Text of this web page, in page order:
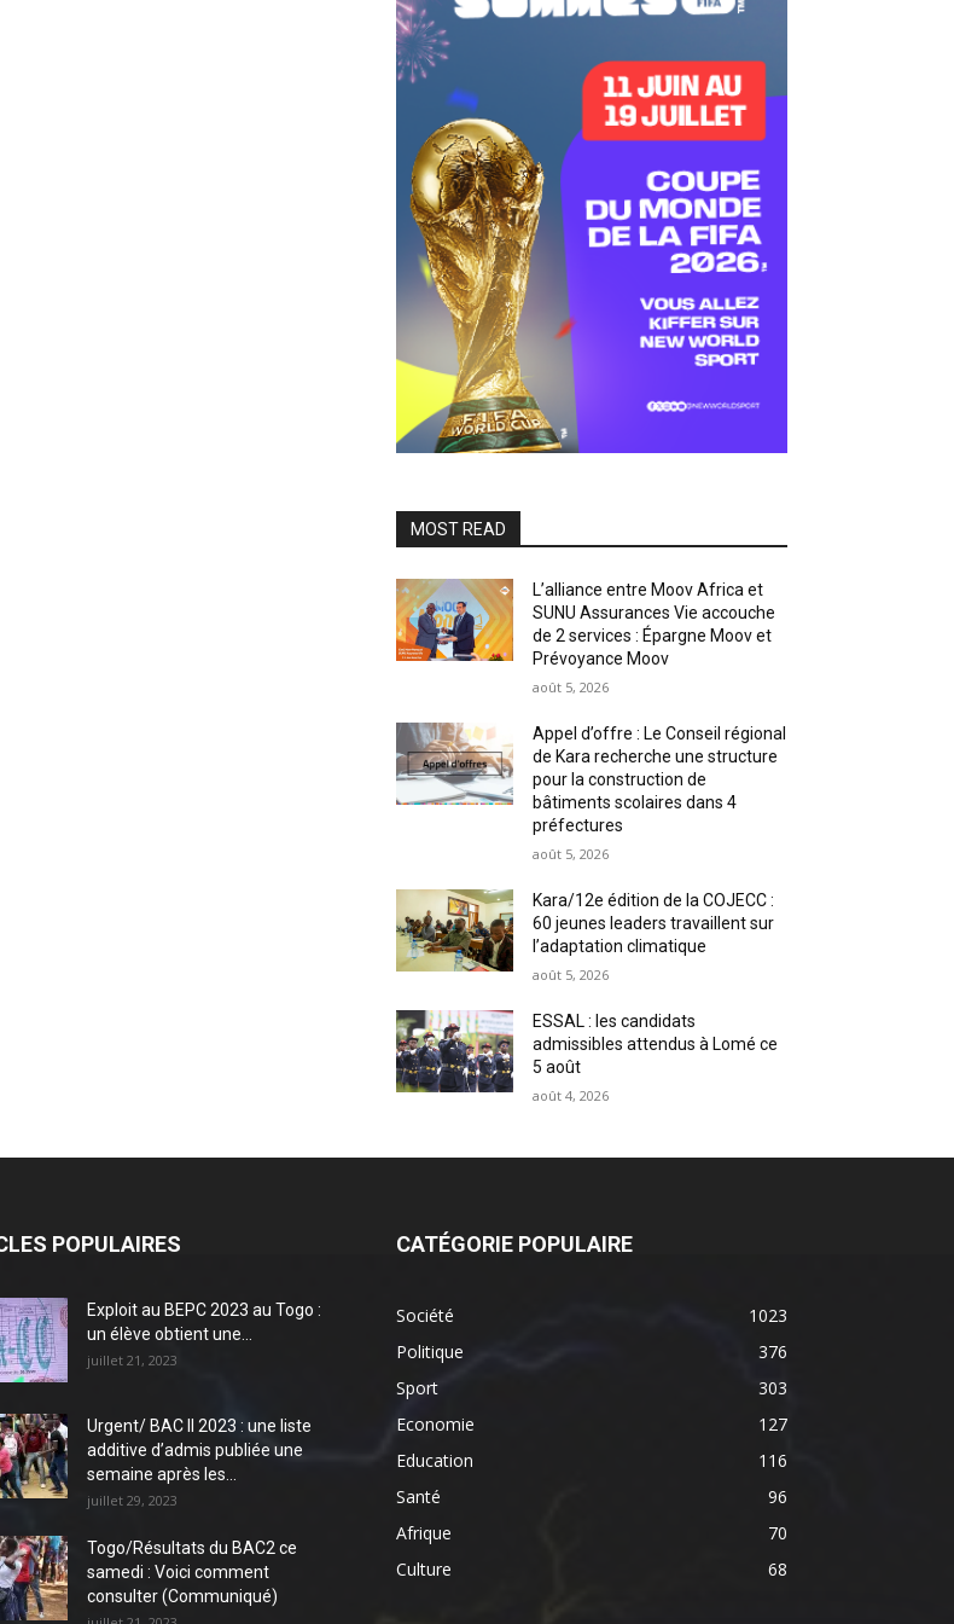
MOST READ
L’alliance entre Moov Africa et
SUNU Assurances Vie accouche
de 2 services : Épargne Moov et
Prévoyance Moov
août 5, 2026
Appel d’offre : Le Conseil régional
de Kara recherche une structure
pour la construction de
bâtiments scolaires dans 4
préfectures
août 5, 2026
Kara/12e édition de la COJECC :
60 jeunes leaders travaillent sur
l’adaptation climatique
août 5, 2026
ESSAL : les candidats
admissibles attendus à Lomé ce
5 août
août 4, 2026
POPULAIRES
Exploit au BEPC 2023 au Togo :
un élève obtient une...
juillet 21, 2023
Urgent/ BAC II 2023 : une liste
additive d’admis publiée une
semaine après les...
juillet 29, 2023
Togo/Résultats du BAC2 ce
samedi : Voici comment
consulter (Communiqué)
CATÉGORIE POPULAIRE
Société
1023
Politique
376
Sport
303
Economie
127
Education
116
Santé
96
Afrique
70
Culture
68